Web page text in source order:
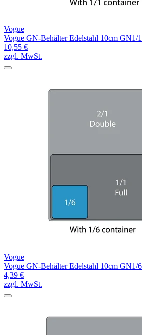
Vogue
Vogue GN-Behälter Edelstahl 10cm GN1/1
10,55 €
zzgl. MwSt.
Vogue
Vogue GN-Behälter Edelstahl 10cm GN1/6
4,39 €
zzgl. MwSt.